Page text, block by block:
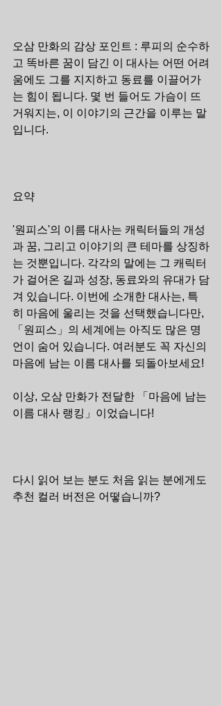
오삼 만화의 감상 포인트 : 루피의 순수하
고 똑바른 꿈이 담긴 이 대사는 어떤 어려
움에도 그를 지지하고 동료를 이끌어가
는 힘이 됩니다. 몇 번 들어도 가슴이 뜨
거워지는, 이 이야기의 근간을 이루는 말
입니다.
요약
'원피스'의 이름 대사는 캐릭터들의 개성
과 꿈, 그리고 이야기의 큰 테마를 상징하
는 것뿐입니다. 각각의 말에는 그 캐릭터
가 걸어온 길과 성장, 동료와의 유대가 담
겨 있습니다. 이번에 소개한 대사는, 특
히 마음에 울리는 것을 선택했습니다만,
「원피스」의 세계에는 아직도 많은 명
언이 숨어 있습니다. 여러분도 꼭 자신의
마음에 남는 이름 대사를 되돌아보세요!
이상, 오삼 만화가 전달한 「마음에 남는
이름 대사 랭킹」이었습니다!
다시 읽어 보는 분도 처음 읽는 분에게도
추천 컬러 버전은 어떻습니까?